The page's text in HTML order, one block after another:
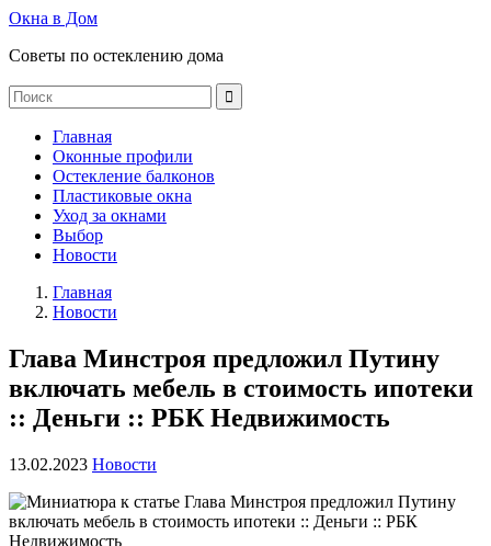
Окна в Дом
Советы по остеклению дома
Главная
Оконные профили
Остекление балконов
Пластиковые окна
Уход за окнами
Выбор
Новости
Главная
Новости
Глава Минстроя предложил Путину
включать мебель в стоимость ипотеки
:: Деньги :: РБК Недвижимость
13.02.2023 Новости